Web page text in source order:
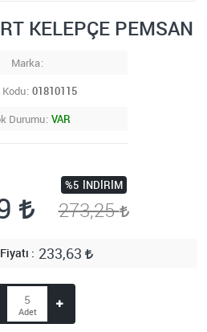
KELEPÇE PEMSAN
Marka
Kodu 01810115
Durumu VAR
%5 İNDIRIM
273,25
233,63